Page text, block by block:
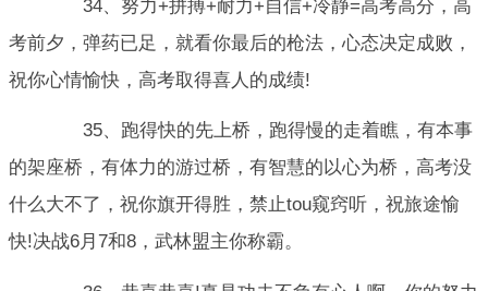
34、努力+拼搏+耐力+自信+冷静=高考高分，高
考前夕，弹药已足，就看你最后的枪法，心态决定成败，
祝你心情愉快，高考取得喜人的成绩!
35、跑得快的先上桥，跑得慢的走着瞧，有本事
的架座桥，有体力的游过桥，有智慧的以心为桥，高考没
什么大不了，祝你旗开得胜，禁止tou窥窍听，祝旅途愉
快!决战6月7和8，武林盟主你称霸。